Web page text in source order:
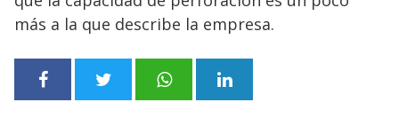
más a la que describe la empresa.